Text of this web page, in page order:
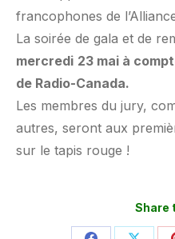
francophones de
La soirée de gala et de
mercredi 23 mai à
de Radio-Canada.
Les membres du jury,
autres, seront aux
sur le tapis rouge !
Share